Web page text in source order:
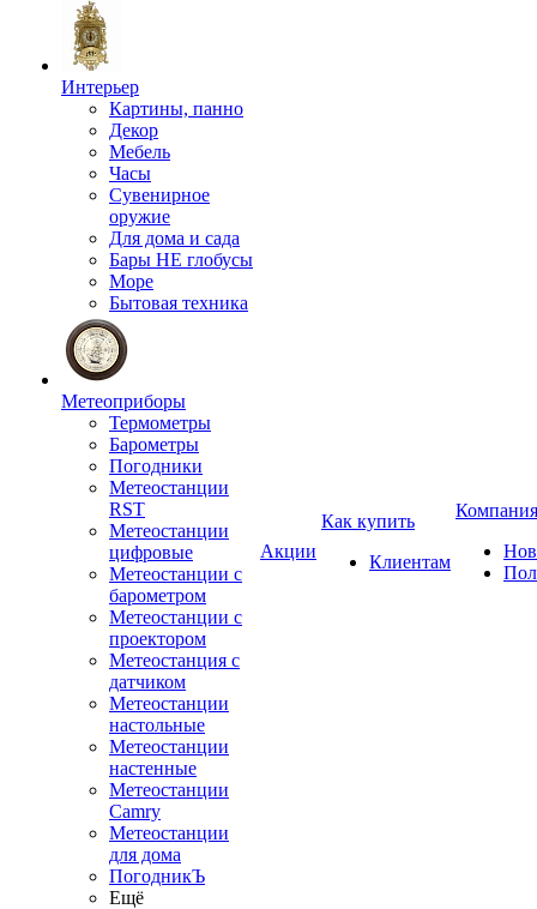
Интерьер
Картины, панно
Декор
Мебель
Часы
Сувенирное
оружие
Для дома и сада
Бары НЕ глобусы
Море
Бытовая техника
Метеоприборы
Термометры
Барометры
Погодники
Метеостанции
RST
Метеостанции
цифровые
Метеостанции с
барометром
Метеостанции с
проектором
Метеостанция с
датчиком
Метеостанции
настольные
Метеостанции
настенные
Метеостанции
Camry
Метеостанции
для дома
ПогодникЪ
Ещё
Акции
Как купить
Клиентам
Компания